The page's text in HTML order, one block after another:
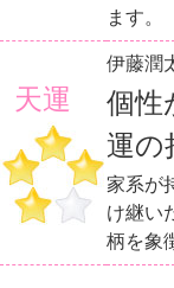
ます。
天運
伊藤潤
個性
運の
家系が
け継い
柄を象